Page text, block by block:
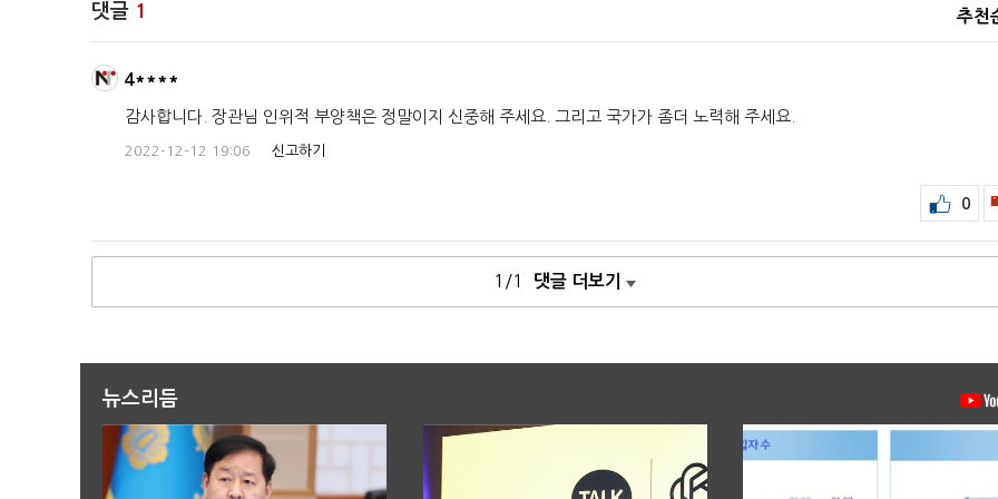
댓글 1 추천
4****
감사합니다. 장관님 인위적 부양책은 정말이지 신중해 주세요. 그리고 국가가 좀더 노력해 주세요.
2022-12-12 19:06 신고하기
0
1/1 댓글 더보기
뉴스리듬